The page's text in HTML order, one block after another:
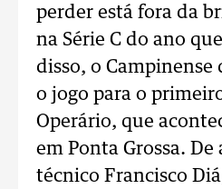
perder está fora da
na Série C do ano
disso, o
o jogo para o
Operário, que
em Ponta Grossa. De
técnico Francisco